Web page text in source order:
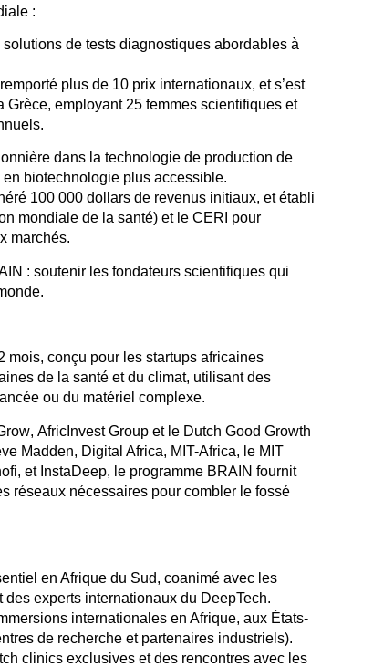
:
de tests diagnostiques abordables à
plus de 10 prix internationaux, et s’est
Grèce, employant 25 femmes scientifiqueset
.
dans la technologie de production de
biotechnologie plus accessible.
100 000 dollars de revenus initiaux, et établi
mondiale de la santé)et le CERI pour
marchés.
: soutenir les fondateurs scientifiques qui
mois, conçu pour les startups africaines
de la santéet du climat, utilisant des
ou du matériel complexe.
, AfricInvest Groupet le Dutch Good Growth
Madden, Digital Africa, MIT-Africa, le MIT
, etInstaDeep, le programme BRAIN fournit
réseaux nécessaires pour combler le fossé
en Afrique du Sud, coanimé avec les
experts internationaux du DeepTech.
internationales en Afrique, aux États-
de recherche et partenaires industriels).
clinics exclusives et des rencontres avec les